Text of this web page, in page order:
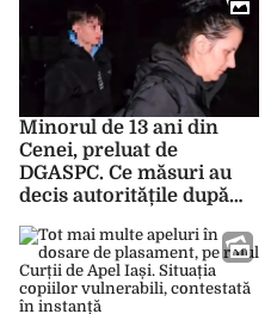
Minorul de 13 ani din
Cenei, preluat de
DGASPC. Ce măsuri au
decis autoritățile după
comunitatea